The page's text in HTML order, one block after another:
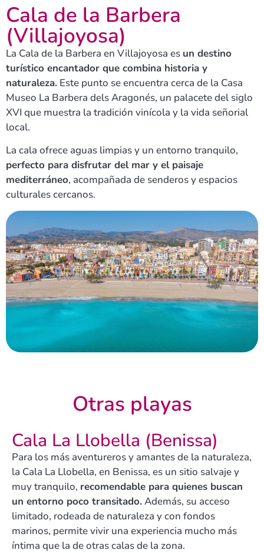
Cala de la Barbera
(Villajoyosa)
La Cala de la Barbera en Villajoyosa es un destino
turístico encantador que combina historia y
naturaleza. Este punto se encuentra cerca de la Casa
Museo La Barbera dels Aragonés, un palacete del siglo
XVI que muestra la tradición vinícola y la vida señorial
local.
La cala ofrece aguas limpias y un entorno tranquilo,
perfecto para disfrutar del mar y el paisaje
mediterráneo, acompañada de senderos y espacios
culturales cercanos.
Otras playas
Cala La Llobella (Benissa)
Para los más aventureros y amantes de la naturaleza,
la Cala La Llobella, en Benissa, es un sitio salvaje y
muy tranquilo, recomendable para quienes buscan
un entorno poco transitado.Además, su acceso
limitado, rodeada de naturaleza y con fondos
marinos, permite vivir una experiencia mucho más
íntima que la de otras calas de la zona.